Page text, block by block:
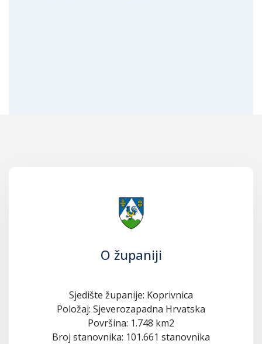
O županiji
Sjedište županije: Koprivnica
Položaj: Sjeverozapadna Hrvatska
Površina: 1.748 km2
Broj stanovnika: 101.661 stanovnika